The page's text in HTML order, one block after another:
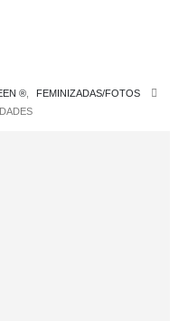
®
FEMINIZADAS/FOTOS